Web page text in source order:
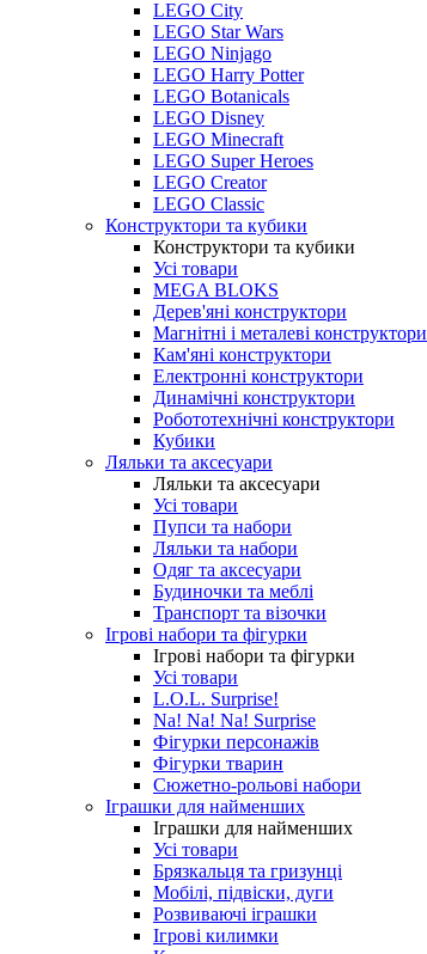
LEGO City
LEGO Star Wars
LEGO Ninjago
LEGO Harry Potter
LEGO Botanicals
LEGO Disney
LEGO Minecraft
LEGO Super Heroes
LEGO Creator
LEGO Classic
Конструктори та кубики
Конструктори та кубики
Усі товари
MEGA BLOKS
Дерев'яні конструктори
Магнітні і металеві конструктори
Кам'яні конструктори
Електронні конструктори
Динамічні конструктори
Робототехнічні конструктори
Кубики
Ляльки та аксесуари
Ляльки та аксесуари
Усі товари
Пупси та набори
Ляльки та набори
Одяг та аксесуари
Будиночки та меблі
Транспорт та візочки
Ігрові набори та фігурки
Ігрові набори та фігурки
Усі товари
L.O.L. Surprise!
Na! Na! Na! Surprise
Фігурки персонажів
Фігурки тварин
Сюжетно-рольові набори
Іграшки для найменших
Іграшки для найменших
Усі товари
Брязкальця та гризунці
Мобілі, підвіски, дуги
Розвиваючі іграшки
Ігрові килимки